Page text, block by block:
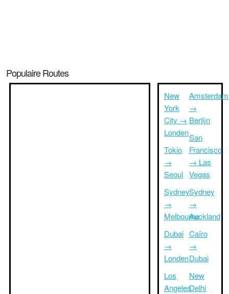
Populaire Routes
New
York
City →
Londen
Tokio
→
Seoul
Sydney
→
Melbourne
Dubai
→
Londen
Los
Angeles
Amsterdam
→
Berlijn
San
Francisco
→ Las
Vegas
Sydney
→
Auckland
Caïro
→
Dubai
New
Delhi